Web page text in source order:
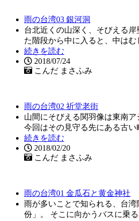
雨の台湾03 銀河洞
台北近くの山深く、そびえる
た階段から中に入ると、中はむ
続きを読む
2018/07/24
こんだ まさふみ
雨の台湾02 祈堂老街
山間にそびえる関羽像は東南ア
今回はその見守る先にある古い
続きを読む
2018/02/20
こんだ まさふみ
雨の台湾01 金瓜石と黄金神社
雨が多いことで知られる、台
份」。 そこに向かうバスに乗